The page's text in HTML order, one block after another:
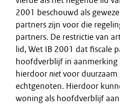
2001 beschouwd als
partners zijn voor die
partners. De restrictie van
lid, Wet IB 2001 dat fiscale
hoofdverblijf in
hierdoornietvoor duurzaam
echtgenoten. Hierdoor
woning als hoofdverblijf